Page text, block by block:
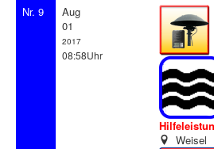
Nr. 9
Aug
01
2017
08:58Uhr
Weisel